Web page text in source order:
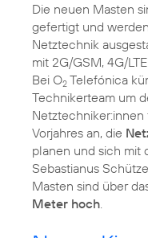
Die neuen Masten
gefertigt und
Netztechnik
mit 2G/GSM, 4G/
Bei O2 Telefónica
Technikerteam um
Vorjahres an, die
planen und sich mit
Sebastianus
Masten sind über
Meter hoch.